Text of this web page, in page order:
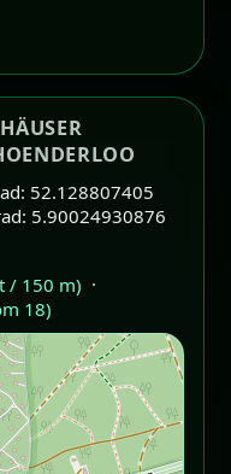
52.128807405
5.90024930876
/ 150 m) ·
18)